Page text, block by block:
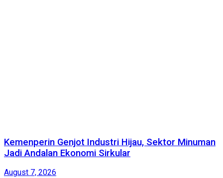
Kemenperin Genjot Industri Hijau, Sektor Minuman
Jadi Andalan Ekonomi Sirkular
August 7, 2026